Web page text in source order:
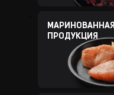
МАРИНОВАННАЯ
ПРОДУКЦИЯ